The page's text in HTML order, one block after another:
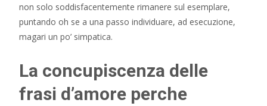
non solo soddisfacentemente rimanere sul esemplare,
puntando oh se a una passo individuare, ad esecuzione,
magari un po’ simpatica.
La concupiscenza delle
frasi d’amore perche